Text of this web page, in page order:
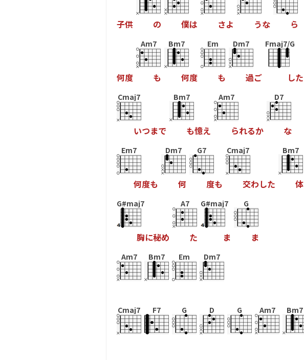
子供 の 僕は さよ うな ら
何度
Am7
も
Bm7
何度
Em
も
Dm7
過ご
Fmaj7/G
した
Cmaj7
いつまで
Bm7
も憶え
Am7
られるか
D7
な
Em7
何度も
Dm7
何
G7
度も
Cmaj7
交わした
Bm7
体
G#maj7
胸に秘め
A7
た
G#maj7
ま
G
ま
Am7 Bm7 Em Dm7
Cmaj7 F7 G D G Am7 Bm7